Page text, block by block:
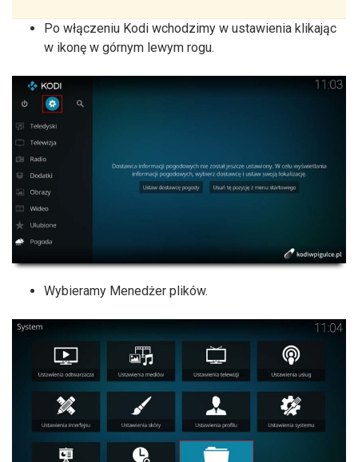
Po włączeniu Kodi wchodzimy w ustawienia klikając
w ikonę w górnym lewym rogu.
Wybieramy Menedżer plików.